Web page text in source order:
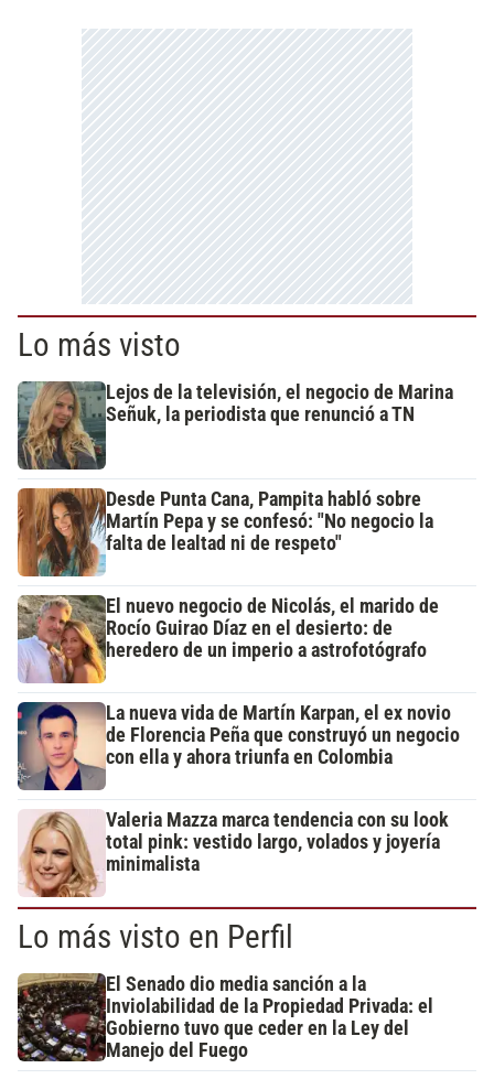
Lo más visto
Lejos de la televisión, el negocio de Marina
Señuk, la periodista que renunció a TN
Desde Punta Cana, Pampita habló sobre
Martín Pepa y se confesó: "No negocio la
falta de lealtad ni de respeto"
El nuevo negocio de Nicolás, el marido de
Rocío Guirao Díaz en el desierto: de
heredero de un imperio a astrofotógrafo
La nueva vida de Martín Karpan, el ex novio
de Florencia Peña que construyó un negocio
con ella y ahora triunfa en Colombia
Valeria Mazza marca tendencia con su look
total pink: vestido largo, volados y joyería
minimalista
Lo más visto en Perfil
El Senado dio media sanción a la
Inviolabilidad de la Propiedad Privada: el
Gobierno tuvo que ceder en la Ley del
Manejo del Fuego